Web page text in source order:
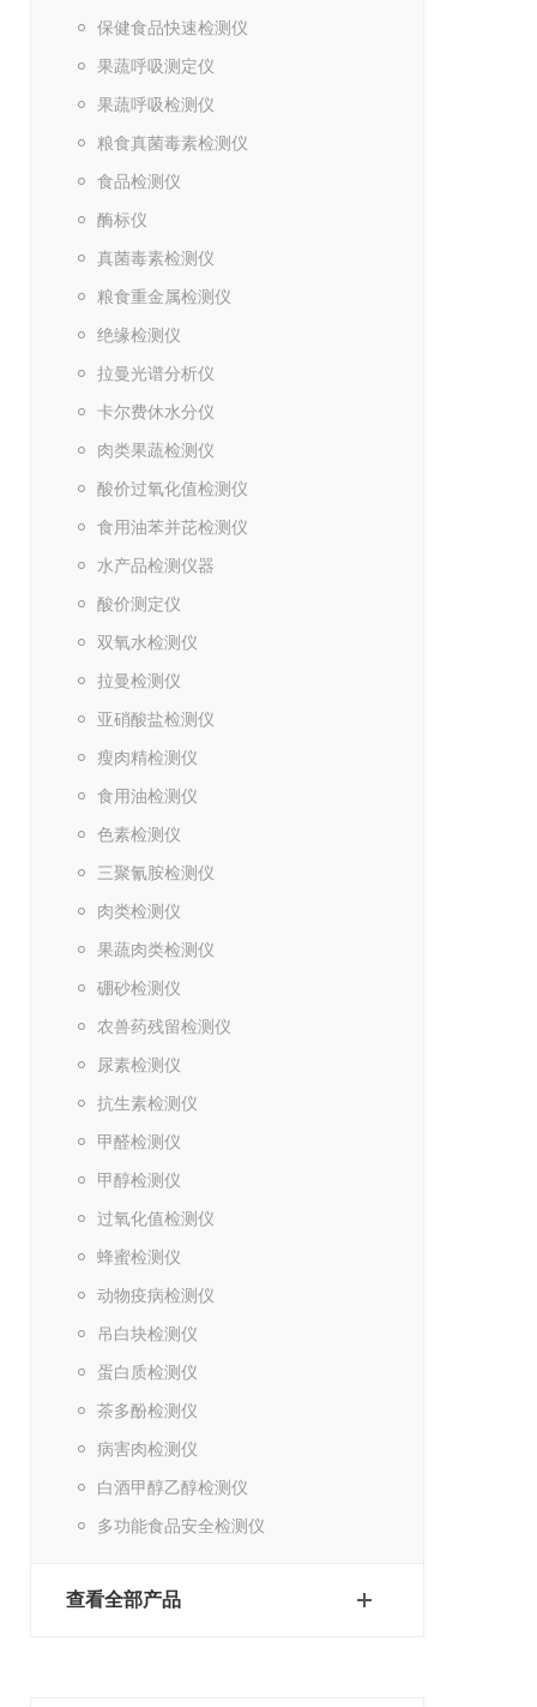
保健食品快速检测仪
果蔬呼吸测定仪
果蔬呼吸检测仪
粮食真菌毒素检测仪
食品检测仪
酶标仪
真菌毒素检测仪
粮食重金属检测仪
绝缘检测仪
拉曼光谱分析仪
卡尔费休水分仪
肉类果蔬检测仪
酸价过氧化值检测仪
食用油苯并芘检测仪
水产品检测仪器
酸价测定仪
双氧水检测仪
拉曼检测仪
亚硝酸盐检测仪
瘦肉精检测仪
食用油检测仪
色素检测仪
三聚氰胺检测仪
肉类检测仪
果蔬肉类检测仪
硼砂检测仪
农兽药残留检测仪
尿素检测仪
抗生素检测仪
甲醛检测仪
甲醇检测仪
过氧化值检测仪
蜂蜜检测仪
动物疫病检测仪
吊白块检测仪
蛋白质检测仪
茶多酚检测仪
病害肉检测仪
白酒甲醇乙醇检测仪
多功能食品安全检测仪
查看全部产品